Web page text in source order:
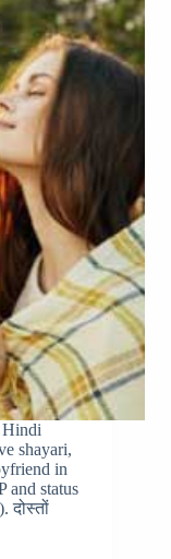
Hindi
shayari,
in
and status
दोस्तों